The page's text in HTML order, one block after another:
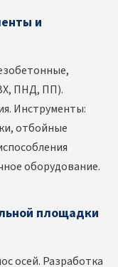
и
ПНД, ПП).
Инструменты:
отбойные
оборудование.
площадки
осей. Разработка